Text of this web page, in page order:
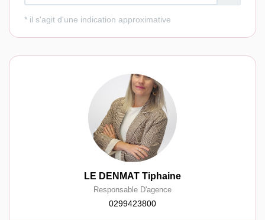
LE DENMAT Tiphaine
Responsable D'agence
0299423800